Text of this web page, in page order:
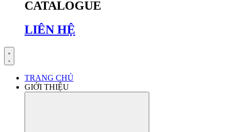
CATALOGUE
LIÊN HỆ
TRANG CHỦ
GIỚI THIỆU